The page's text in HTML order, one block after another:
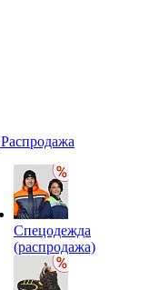
Распродажа
Спецодежда
(распродажа)